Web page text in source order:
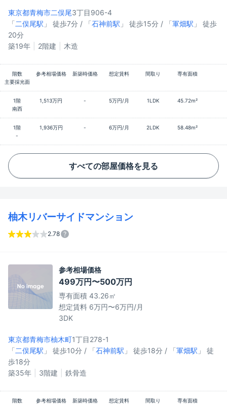
東京都青梅市二俣尾3丁目906-4
「二俣尾駅 」 徒歩7分 / 「石神前駅 」 徒歩15分 / 「軍畑駅 」 徒歩
20分
築19年
2階建 木造
階数 参考相場価格 新築時価格 想定賃料 間取り
専有面積
主要採光面
1階 1,513万円 - 5万円/月 1LDK
45.72m²
南西
1階 1,936万円 - 6万円/月 2LDK
58.48m²
-
すべての部屋価格を見る
柚木リバーサイドマンション
2.78
参考相場価格
499万円〜500万円
専有面積 43.26㎡
想定賃料 6万円〜6万円/月
3DK
東京都青梅市柚木町1丁目278-1
「二俣尾駅 」 徒歩10分 / 「石神前駅 」 徒歩18分 / 「軍畑駅 」 徒
歩18分
築35年
3階建 鉄骨造
階数 参考相場価格 新築時価格 想定賃料 間取り
専有面積